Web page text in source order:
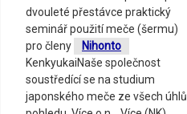
dvouleté přestávce praktický
seminář použití meče (šermu)
pro členy
Nihonto
KenkyukaiNaše společnost
soustředící se na studium
japonského meče ze všech úhlů